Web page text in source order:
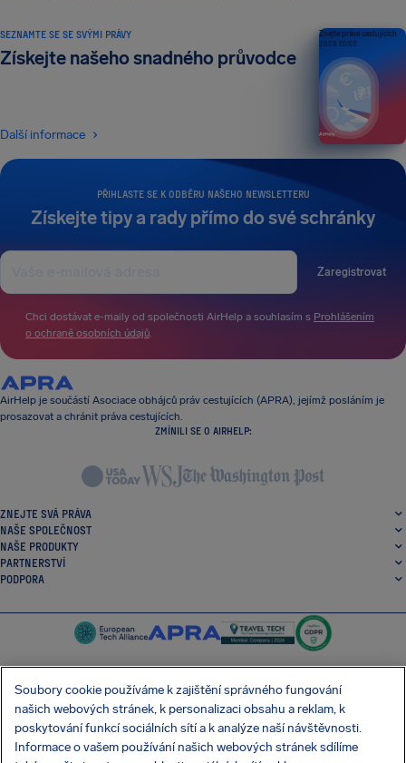
PŘIHLASTE SE K ODBĚRU NAŠEHO NEWSLETTERU
Získejte tipy a rady přímo do své schránky
Zaregistrovat
Chci dostávat e-maily od společnosti AirHelp a souhlasím s Prohlášením
o ochraně osobních údajů.
SEZNAMTE SE SE SVÝMI PRÁVY
Získejte našeho snadného průvodce
Další informace
Znejte práva cestujících
2026 EDICE
AirHelp je součástí Asociace obhájců práv cestujících (APRA), jejímž posláním je
prosazovat a chránit práva cestujících.
ZMÍNILI SE O AIRHELP:
ZNEJTE SVÁ PRÁVA
NAŠE SPOLEČNOST
NAŠE PRODUKTY
PARTNERSTVÍ
PODPORA
SocialFacebook
SocialTwitter
SocialInstagram
SocialLinkedin
STÁHNĚTE SI NAŠI BEZPLATNOU APLIKACI
Soubory cookie používáme k zajištění správného fungování
našich webových stránek, k personalizaci obsahu a reklam, k
poskytování funkcí sociálních sítí a k analýze naší návštěvnosti.
Informace o vašem používání našich webových stránek sdílíme